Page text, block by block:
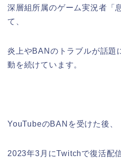
深層組所属のゲーム実況者「
て、
炎上やBANのトラブルが話題
動を続けています。
YouTubeのBANを受けた後、
2023年3月にTwitchで復活配